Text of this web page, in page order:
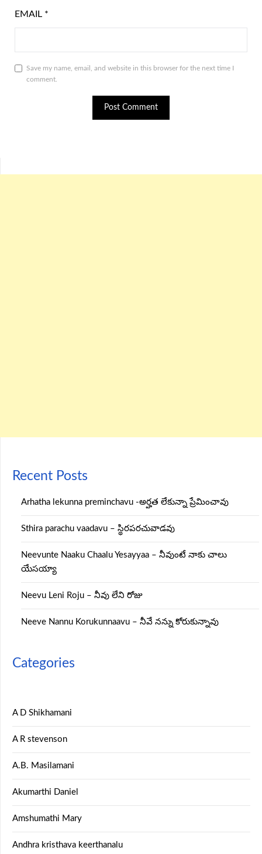
EMAIL *
Save my name, email, and website in this browser for the next time I
comment.
Recent Posts
Arhatha lekunna preminchavu -అర్హత లేకున్నా ప్రేమించావు
Sthira parachu vaadavu – స్థిరపరచువాడవు
Neevunte Naaku Chaalu Yesayyaa – నీవుంటే నాకు చాలు
యేసయ్యా
Neevu Leni Roju – నీవు లేని రోజు
Neeve Nannu Korukunnaavu – నీవే నన్ను కోరుకున్నావు
Categories
A D Shikhamani
A R stevenson
A.B. Masilamani
Akumarthi Daniel
Amshumathi Mary
Andhra kristhava keerthanalu